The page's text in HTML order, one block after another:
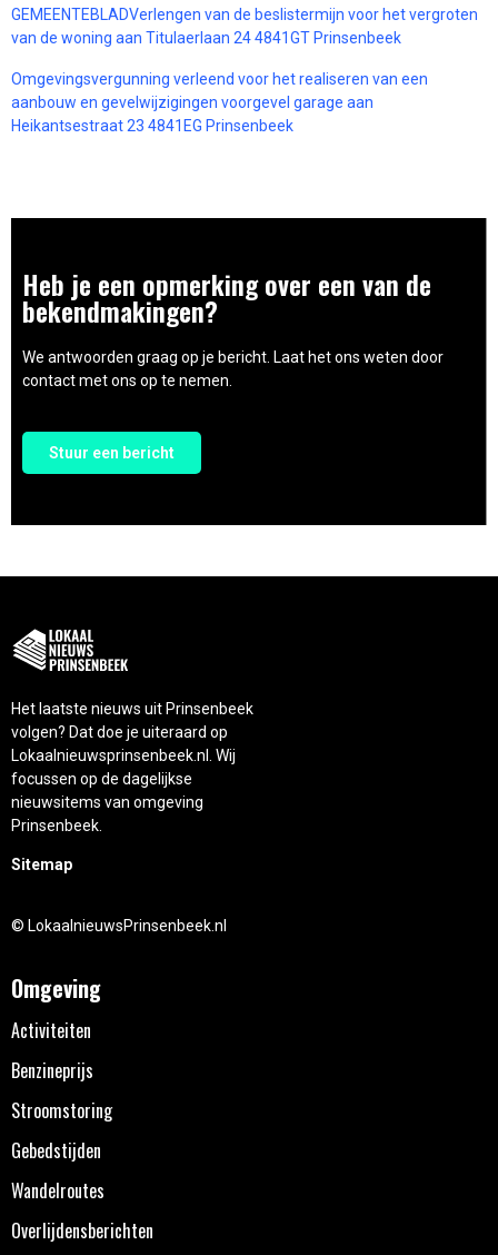
GEMEENTEBLADVerlengen van de beslistermijn voor het vergroten
van de woning aan Titulaerlaan 24 4841GT Prinsenbeek
Omgevingsvergunning verleend voor het realiseren van een
aanbouw en gevelwijzigingen voorgevel garage aan
Heikantsestraat 23 4841EG Prinsenbeek
Heb je een opmerking over een van de
bekendmakingen?
We antwoorden graag op je bericht. Laat het ons weten door
contact met ons op te nemen.
Stuur een bericht
Het laatste nieuws uit Prinsenbeek
volgen? Dat doe je uiteraard op
Lokaalnieuwsprinsenbeek.nl. Wij
focussen op de dagelijkse
nieuwsitems van omgeving
Prinsenbeek.
Sitemap
© LokaalnieuwsPrinsenbeek.nl
Omgeving
Activiteiten
Benzineprijs
Stroomstoring
Gebedstijden
Wandelroutes
Overlijdensberichten